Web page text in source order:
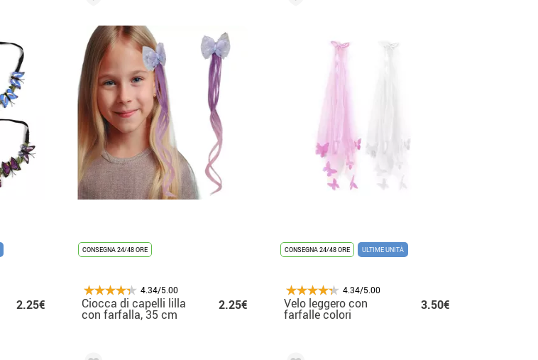
2.25€
CONSEGNA 24/48 ORE
4.34/5.00
Ciocca di capelli lilla
con farfalla, 35 cm
2.25€
CONSEGNA 24/48 ORE ULTIME UNITÀ
4.34/5.00
Velo leggero con
farfalle colori
3.50€